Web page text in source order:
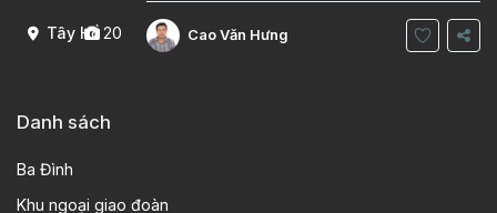
Tây Hồ20
khách , phòng bếp-1wc Tầng 2, 2 phòng
Cao Văn Hưng
Danh sách
Ba Đình
Khu ngoại giao đoàn